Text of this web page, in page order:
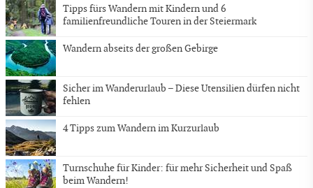
Tipps fürs Wandern mit Kindern und 6
familienfreundliche Touren in der Steiermark
Wandern abseits der großen Gebirge
Sicher im Wanderurlaub – Diese Utensilien dürfen nicht
fehlen
4 Tipps zum Wandern im Kurzurlaub
Turnschuhe für Kinder: für mehr Sicherheit und Spaß
beim Wandern!